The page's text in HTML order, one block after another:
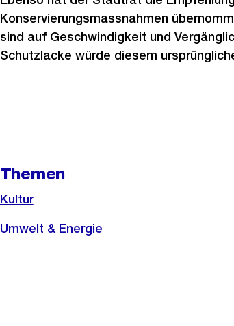
Konservierungsmassnahmen
sind auf Geschwindigkeit und
Schutzlacke würde diesem
Themen
Kultur
Umwelt & Energie